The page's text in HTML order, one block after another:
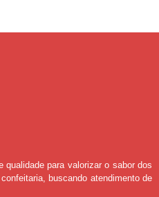
qualidade para valorizar o sabor dos
buscando atendimento de